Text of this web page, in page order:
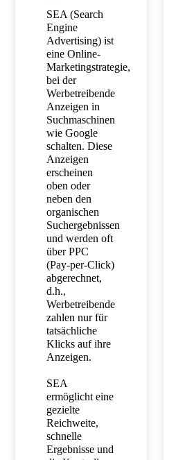
SEA (Search
Engine
Advertising) ist
eine Online-
Marketingstrategie,
bei der
Werbetreibende
Anzeigen in
Suchmaschinen
wie Google
schalten. Diese
Anzeigen
erscheinen
oben oder
neben den
organischen
Suchergebnissen
und werden oft
über PPC
(Pay-per-Click)
abgerechnet,
d.h.,
Werbetreibende
zahlen nur für
tatsächliche
Klicks auf ihre
Anzeigen.
SEA
ermöglicht eine
gezielte
Reichweite,
schnelle
Ergebnisse und